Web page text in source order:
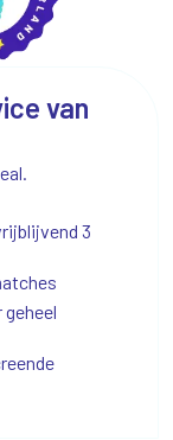
van
3